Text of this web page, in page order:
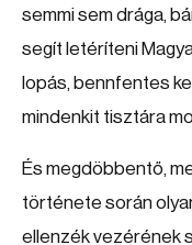
semmi sem drága,
segít letéríteni
lopás, bennfentes
mindenkit tisztára
És megdöbbentő,
története során
ellenzék vezérének